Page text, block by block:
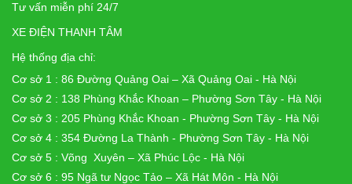
Tư vấn miễn phí 24/7
XE ĐIỆN THANH TÂM
Hệ thống địa chỉ:
Cơ sở 1 : 86 Đường Quảng Oai – Xã Quảng Oai - Hà Nội
Cơ sở 2 : 138 Phùng Khắc Khoan – Phường Sơn Tây - Hà Nội
Cơ sở 3 : 205 Phùng Khắc Khoan - Phường Sơn Tây - Hà Nội
Cơ sở 4 : 354 Đường La Thành - Phường Sơn Tây - Hà Nội
Cơ sở 5 : Võng Xuyên – Xã Phúc Lộc - Hà Nội
Cơ sở 6 : 95 Ngã tư Ngọc Tảo – Xã Hát Môn - Hà Nội